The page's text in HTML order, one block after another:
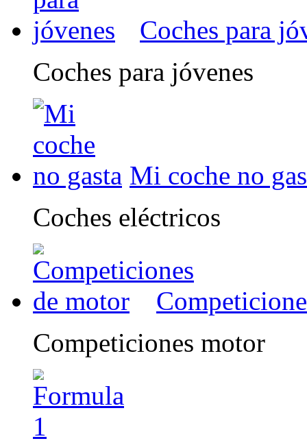
Coches para
Coches para jóvenes
Mi coche no
Coches eléctricos
Competiciones motor